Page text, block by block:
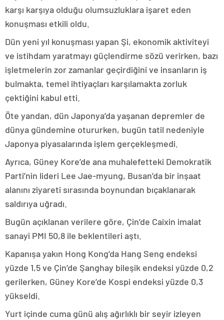
karşı karşıya olduğu olumsuzluklara işaret eden
konuşması etkili oldu.
Dün yeni yıl konuşması yapan Şi, ekonomik aktiviteyi
ve istihdam yaratmayı güçlendirme sözü verirken, bazı
işletmelerin zor zamanlar geçirdiğini ve insanların iş
bulmakta, temel ihtiyaçları karşılamakta zorluk
çektiğini kabul etti.
Öte yandan, dün Japonya’da yaşanan depremler de
dünya gündemine otururken, bugün tatil nedeniyle
Japonya piyasalarında işlem gerçekleşmedi.
Ayrıca, Güney Kore’de ana muhalefetteki Demokratik
Parti’nin lideri Lee Jae-myung, Busan’da bir inşaat
alanını ziyareti sırasında boynundan bıçaklanarak
saldırıya uğradı.
Bugün açıklanan verilere göre, Çin’de Caixin imalat
sanayi PMI 50,8 ile beklentileri aştı.
Kapanışa yakın Hong Kong’da Hang Seng endeksi
yüzde 1,5 ve Çin’de Şanghay bileşik endeksi yüzde 0,2
gerilerken, Güney Kore’de Kospi endeksi yüzde 0,3
yükseldi.
Yurt içinde cuma günü alış ağırlıklı bir seyir izleyen